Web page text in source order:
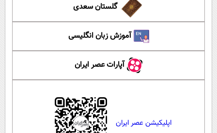
گلستان سعدی
آموزش زبان انگلیسی
آپارات عصر ایران
اپلیکیشن عصر ایران